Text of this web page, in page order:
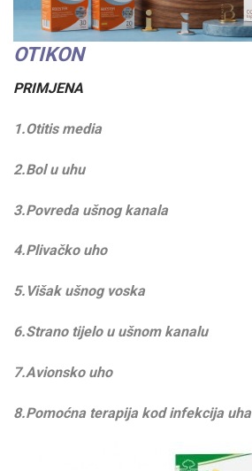
OTIKON
PRIMJENA
1.Otitis media
2.Bol u uhu
3.Povreda ušnog kanala
4.Plivačko uho
5.Višak ušnog voska
6.Strano tijelo u ušnom kanalu
7.Avionsko uho
8.Pomoćna terapija kod infekcija uha